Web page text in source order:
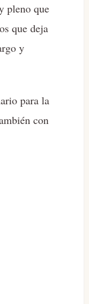
pleno que
que deja
y
para la
con